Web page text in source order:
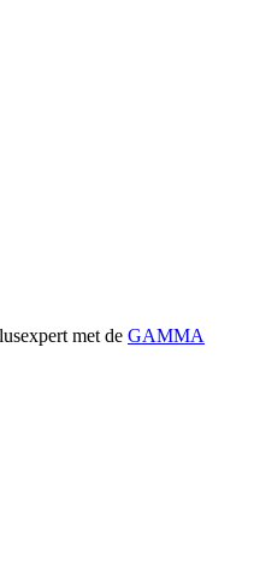
met de GAMMA